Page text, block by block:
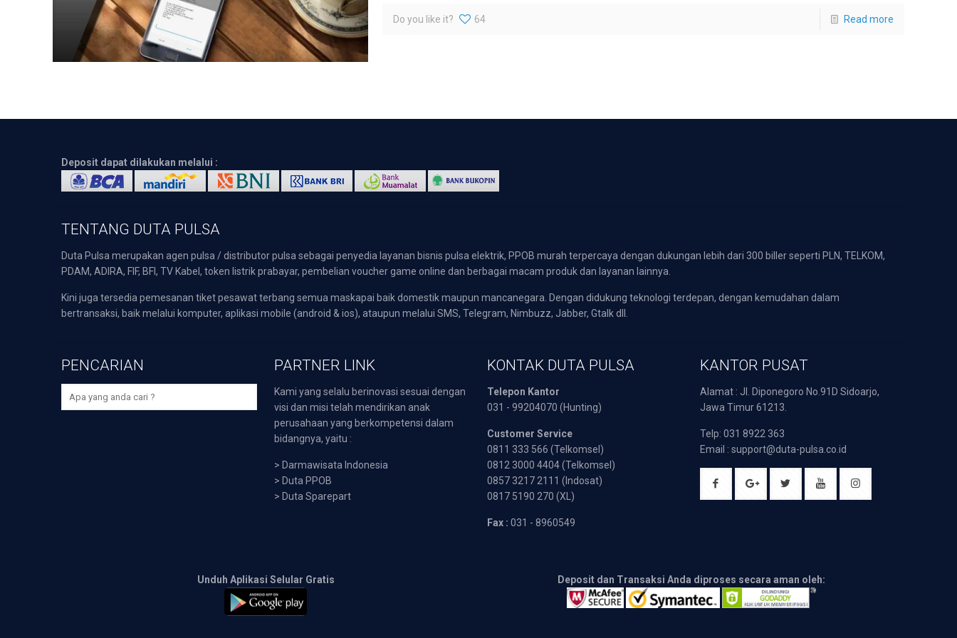
Do you like it? 64 Read more
Deposit dapat dilakukan melalui :
TENTANG DUTA PULSA
Duta Pulsa merupakan agen pulsa / distributor pulsa sebagai penyedia layanan bisnis pulsa elektrik, PPOB murah terpercaya dengan dukungan lebih dari 300 biller seperti PLN, TELKOM,
PDAM, ADIRA, FIF, BFI, TV Kabel, token listrik prabayar, pembelian voucher game online dan berbagai macam produk dan layanan lainnya.
Kini juga tersedia pemesanan tiket pesawat terbang semua maskapai baik domestik maupun mancanegara. Dengan didukung teknologi terdepan, dengan kemudahan dalam
bertransaksi, baik melalui komputer, aplikasi mobile (android & ios), ataupun melalui SMS, Telegram, Nimbuzz, Jabber, Gtalk dll.
PENCARIAN PARTNER LINK
Kami yang selalu berinovasi sesuai dengan
visi dan misi telah mendirikan anak
perusahaan yang berkompetensi dalam
bidangnya, yaitu :
> Darmawisata Indonesia
> Duta PPOB
> Duta Sparepart
KONTAK DUTA PULSA
Telepon Kantor
031 - 99204070 (Hunting)
Customer Service
0811 333 566 (Telkomsel)
0812 3000 4404 (Telkomsel)
0857 3217 2111 (Indosat)
0817 5190 270 (XL)
Fax : 031 - 8960549
KANTOR PUSAT
Alamat : Jl. Diponegoro No.91D Sidoarjo,
Jawa Timur 61213.
Telp: 031 8922 363
Email : support@duta-pulsa.co.id
Unduh Aplikasi Selular Gratis Deposit dan Transaksi Anda diproses secara aman oleh: